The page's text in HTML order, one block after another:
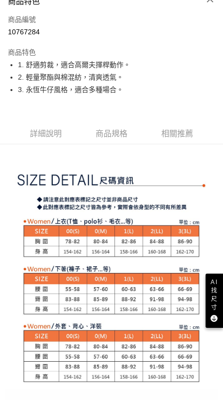
Apple Pay
悠遊付
大哥付你分期
相關說明
成交易。
【繳款方式說明】
1.分期款項不併入電信帳單，「大哥付你分期」於每月結算日後寄送繳費提
2.透過簡訊連結打開帳單後，可選擇「超商條碼／台灣大直營門市／銀行轉
【注意事項】
1.本服務係由「台灣大哥大股份有限公司」（以下簡稱本公司）所提供，讓
用戶於交易時，得透過本服務購買商品或服務，並由商店將買賣／分期付款
2.基於同意付款使用「大哥付你分期」之契約關係目的，商店將以您的個人
資料（包含姓名、電話或地址）提供予台灣大哥大進項蒐集、處理及利用，
由本公司與您本人進行分期帳單所需資料之確認、核對及更正。
3.完整用戶服務條款，請詳閱以下連結：https://oppay.tw/userRule
【關於「AFTEE先享後付」】
AFTEE先享後付是「在收到商品之後才付款」的支付方式。 讓您購物簡單
３．安心：先確認商品／服務後，再付款。
１．於結帳方式選擇「AFTEE先享後付」後，將跳轉至「AFTEE先享後付」
結帳頁面，進行簡訊認證並確認金額後，即可完成結帳。
２．訂單成立數日內，您將收到繳費通知簡訊。
３．收到繳費通知簡訊後14天內，點擊此簡訊中的連結，可透過四大超商／
ATM／網路銀行／等多元方式進行付款，方視為交易完成。
※ 請注意：結帳手續完成當下不需立刻繳費，但若您需要取消訂單，請聯絡
購買商品的店家。未經商家同意取消之訂單仍視為有效，需透過AFTEE先享
※ 交易是否成功請以「AFTEE先享後付 」之結帳頁面顯示為準，若有關於
是否繳費成功／繳費後需取消欲退款等相關疑問，請聯繫「AFTEE先享後付
客戶支援中心」
https://netprotections.freshdesk.com/support/home
【注意事項】
易，需依本服務之必要範圍內提供個人資料，並將交易相關給付款項請求債
權轉讓予恩沛科技股份有限公司。
２．關於個人資料處理事宜，請瀏覽以下網址：
https://aftee.tw/terms/#terms3
３．未成年的使用者請事先徵得法定代理人或監護人之同意方可使用
「AFTEE先享後付」，若未經同意申辦者引起之損失，本公司不負相關責
ATM付款
全家取貨付款
付款後全家取貨
每筆NT$80，滿NT$2,000(含以上)免運費
萊爾富取貨付款
每筆NT$80，滿NT$2,000(含以上)免運費
付款後萊爾富取貨
每筆NT$80，滿NT$2,000(含以上)免運費
7-11取貨付款
付款後7-11取貨
每筆NT$80，滿NT$2,000(含以上)免運費
每筆NT$80，滿NT$2,000(含以上)免運費
商品編號
10767284
商品特色
1. 舒適剪裁，適合高爾夫揮桿動作。
2. 輕量聚酯與棉混紡，清爽透氣。
3. 永恆牛仔風格，適合多種場合。
詳細說明 商品規格 相關推薦
AI
找
尺
寸